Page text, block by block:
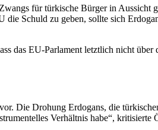
für türkische Bürger in Aussicht
Schuld zu geben, sollte sich
das EU-Parlament letztlich nicht
Die Drohung Erdogans, die
Verhältnis habe“, kritisierte